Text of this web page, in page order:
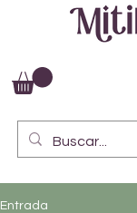
Entrada